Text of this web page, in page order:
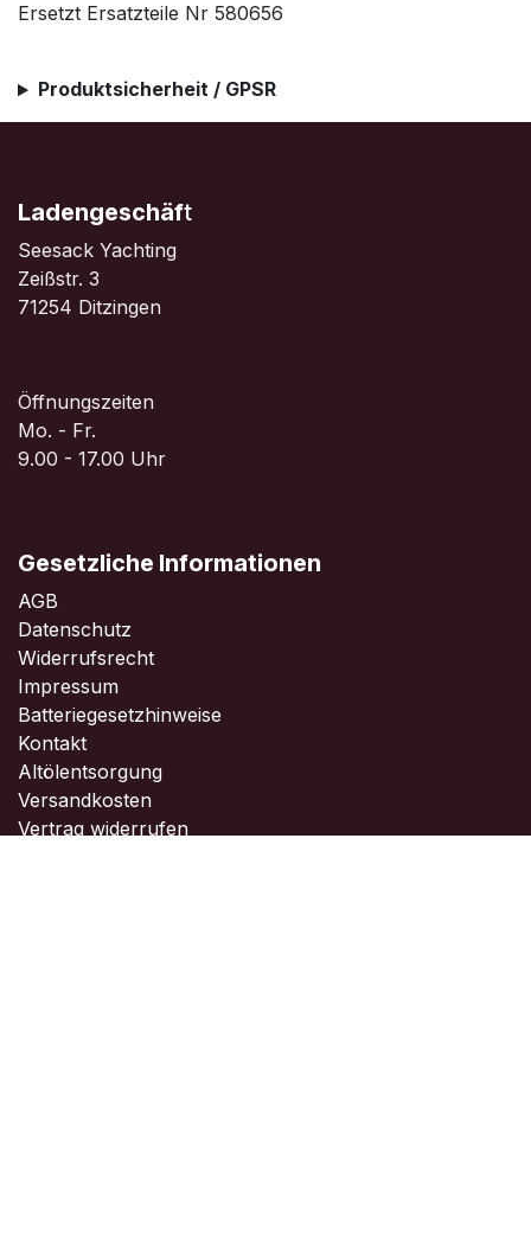
Ersetzt Ersatzteile Nr 580656
Produktsicherheit / GPSR
Ladengeschäft
Seesack Yachting
Zeißstr. 3
71254 Ditzingen
Öffnungszeiten
Mo. - Fr.
9.00 - 17.00 Uhr
Gesetzliche Informationen
AGB
Datenschutz
Widerrufsrecht
Impressum
Batteriegesetzhinweise
Kontakt
Altölentsorgung
Versandkosten
Vertrag widerrufen